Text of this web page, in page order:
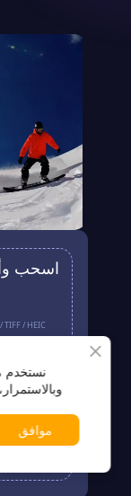
اسحب
TIFF / HEIC
لا
نستخدم
موافق